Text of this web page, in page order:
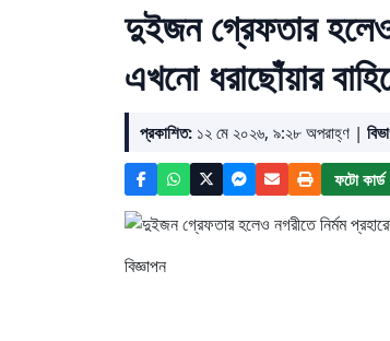
দুইজন গ্রেফতার হলেও
এখনো ধরাছোঁয়ার
প্রকাশিত: ১২ মে ২০২৬, ৯:২৮ অপরাহ্ণ |
ফটো কার্ড
বিজ্ঞাপন